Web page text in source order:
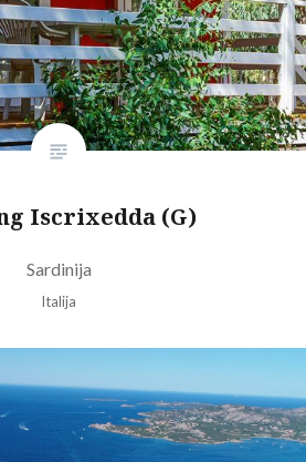
Iscrixedda (G)
Sardinija
Italija